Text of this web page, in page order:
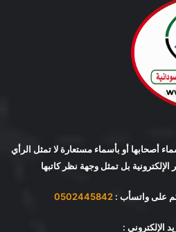
أصحابها أو بأسماء مستعارة لا تمثل الرأي
بل تمثل وجهة نظر كاتبها
على واتسأب : 0502445842
الإلكتروني :